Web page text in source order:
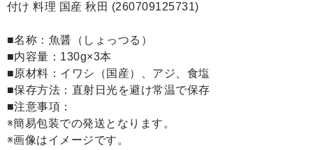
付け 料理 国産 秋田 (260709125731)
■名称：魚醤（しょっつる）
■内容量：130g×3本
■原材料：イワシ（国産）、アジ、食塩
■保存方法：直射日光を避け常温で保存
■注意事項：
※簡易包装での発送となります。
※画像はイメージです。